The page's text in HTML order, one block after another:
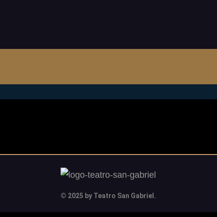
© 2025 by Teatro San Gabriel.